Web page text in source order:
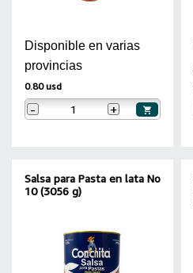
Disponible en varias
provincias
0.80 usd
- +
Salsa para Pasta en lata No
10 (3056 g)